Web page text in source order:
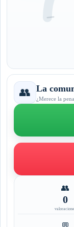
👥 La
¿Merece la
👥
0